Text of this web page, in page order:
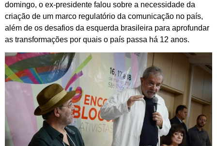
domingo, o ex-presidente falou sobre a necessidade da
criação de um marco regulatório da comunicação no país,
além de os desafios da esquerda brasileira para aprofundar
as transformações por quais o país passa há 12 anos.